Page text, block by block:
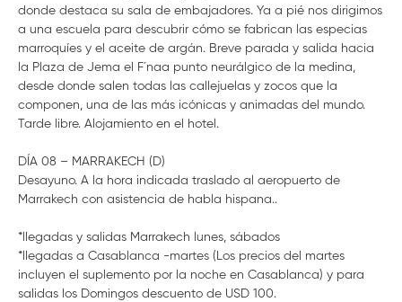
donde destaca su sala de embajadores. Ya a pié nos dirigimos
a una escuela para descubrir cómo se fabrican las especias
marroquíes y el aceite de argán. Breve parada y salida hacia
la Plaza de Jema el F´naa punto neurálgico de la medina,
desde donde salen todas las callejuelas y zocos que la
componen, una de las más icónicas y animadas del mundo.
Tarde libre. Alojamiento en el hotel.
DÍA 08 – MARRAKECH (D)
Desayuno. A la hora indicada traslado al aeropuerto de
Marrakech con asistencia de habla hispana..
*llegadas y salidas Marrakech lunes, sábados
*llegadas a Casablanca -martes (Los precios del martes
incluyen el suplemento por la noche en Casablanca) y para
salidas los Domingos descuento de USD 100.